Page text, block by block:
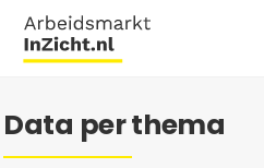
Data per thema